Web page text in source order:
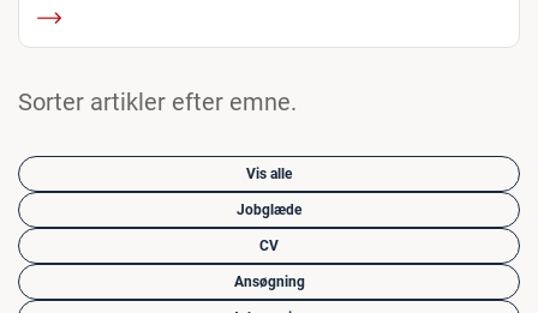
Sorter artikler efter emne.
Vis alle
Jobglæde
CV
Ansøgning